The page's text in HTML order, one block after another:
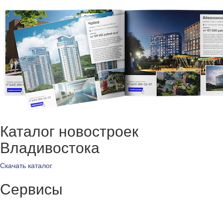
Каталог новостроек
Владивостока
Скачать каталог
Сервисы